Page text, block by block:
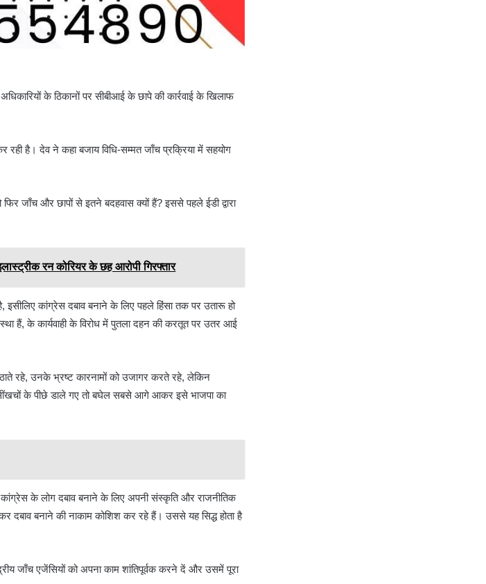
के ठिकानों पर सीबीआई के छापे की कार्रवाई के खिलाफ
रही है। देव ने कहा बजाय विधि-सम्मत जाँच प्रक्रिया में सहयोग
जाँच और छापों से इतने बदहवास क्यों हैं? इससे पहले ईडी द्वारा
रन कोरियर के छह आरोपी गिरफ्तार
कांग्रेस दबाव बनाने के लिए पहले हिंसा तक पर उतारू हो
हैं, के कार्यवाही के विरोध में पुतला दहन की करतूत पर उतर आई
रहे, उनके भ्रष्ट कारनामों को उजागर करते रहे, लेकिन
के पीछे डाले गए तो बघेल सबसे आगे आकर इसे भाजपा का
के लोग दबाव बनाने के लिए अपनी संस्कृति और राजनीतिक
बनाने की नाकाम कोशिश कर रहे हैं। उससे यह सिद्ध होता है
एजेंसियों को अपना काम शांतिपूर्वक करने दें और उसमें पूरा